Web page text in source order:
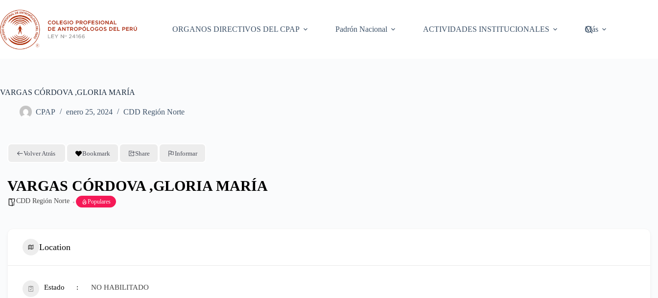
contenido
ORGANOS DIRECTIVOS DEL CPAP
Padrón Nacional ACTIVIDADES INSTITUCIONALES Más
VARGAS CÓRDOVA ,GLORIA MARÍA
CPAP enero 25, 2024 CDD Región Norte
Volver Atrás Bookmark Share Informar
VARGAS CÓRDOVA ,GLORIA MARÍA
CDD Región Norte Populares
Location
Estado NO HABILITADO